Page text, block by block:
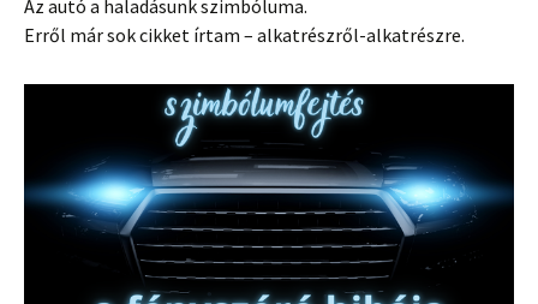
Az autó a haladásunk szimbóluma.
Erről már sok cikket írtam – alkatrészről-alkatrészre.